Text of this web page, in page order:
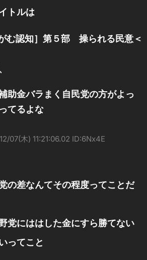
トルは
む認知］第５部 操られる民意＜
助金バラまく自民党の方がよっ
てるよな
07(木) 11:21:06.02 ID:6Nx4E
の差なんてその程度ってことだ
党にははした金にすら勝てない
ってこと